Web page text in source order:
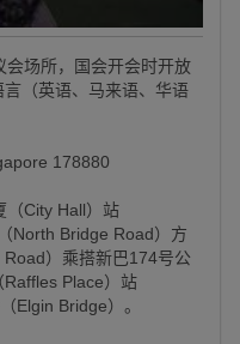
场所，国会开会时开放
（英语、马来语、华语
178880
City Hall）站
North Bridge Road）方
）乘搭新巴174号公
Place）站
Elgin Bridge）。